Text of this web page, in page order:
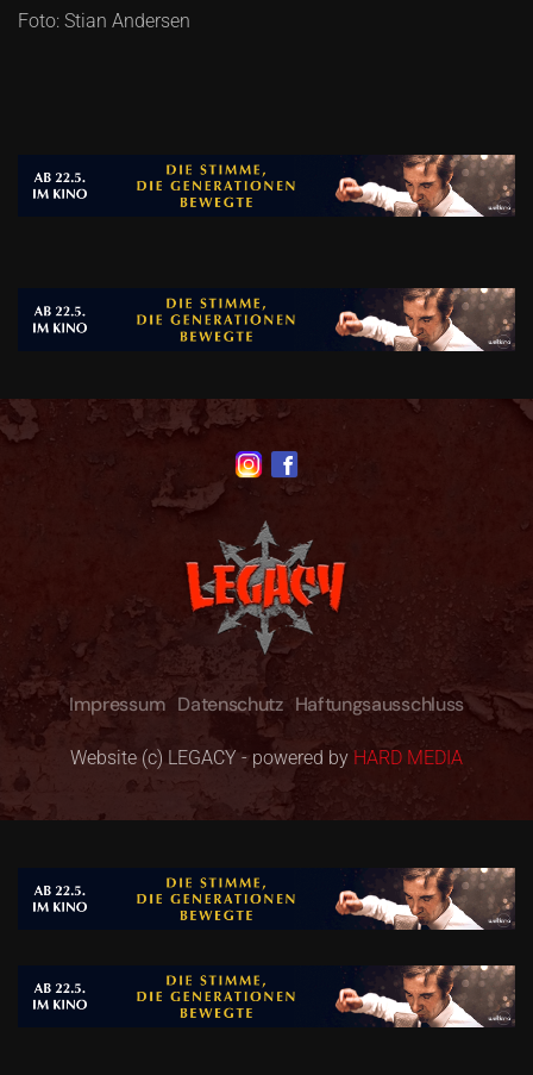
Foto: Stian Andersen
Impressum Datenschutz Haftungsausschluss
Website (c) LEGACY - powered by HARD MEDIA